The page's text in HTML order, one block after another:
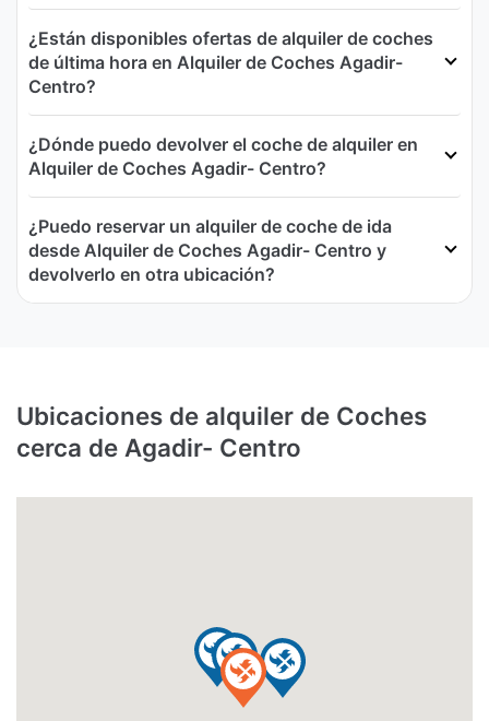
¿Están disponibles ofertas de alquiler de coches
de última hora en Alquiler de Coches Agadir-
Centro?
¿Dónde puedo devolver el coche de alquiler en
Alquiler de Coches Agadir- Centro?
¿Puedo reservar un alquiler de coche de ida
desde Alquiler de Coches Agadir- Centro y
devolverlo en otra ubicación?
Ubicaciones de alquiler de Coches
cerca de Agadir- Centro